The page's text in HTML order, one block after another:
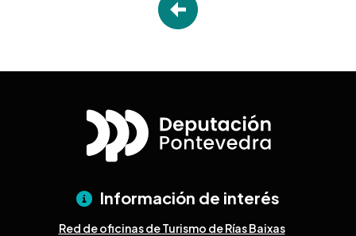
Información de interés
Red de oficinas de Turismo de Rías Baixas